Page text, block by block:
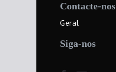
Contacte-nos
Geral
Siga-nos